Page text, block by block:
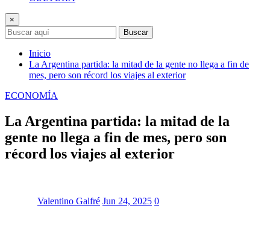
×
Buscar
Inicio
La Argentina partida: la mitad de la gente no llega a fin de
mes, pero son récord los viajes al exterior
ECONOMÍA
La Argentina partida: la mitad de la
gente no llega a fin de mes, pero son
récord los viajes al exterior
Valentino Galfré Jun 24, 2025 0